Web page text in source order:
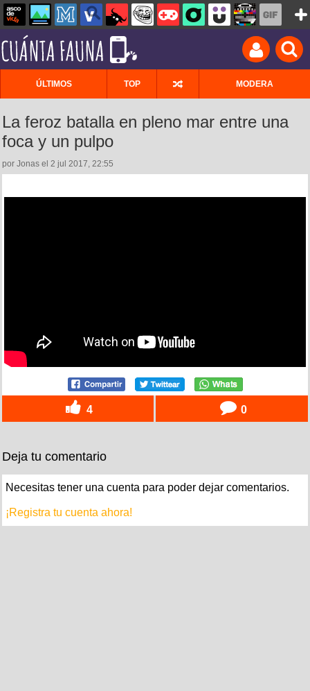
ÚLTIMOS TOP MODERA
La feroz batalla en pleno mar entre una
foca y un pulpo
por Jonas el 2 jul 2017, 22:55
4 0
Deja tu comentario
Necesitas tener una cuenta para poder dejar comentarios.
¡Registra tu cuenta ahora!